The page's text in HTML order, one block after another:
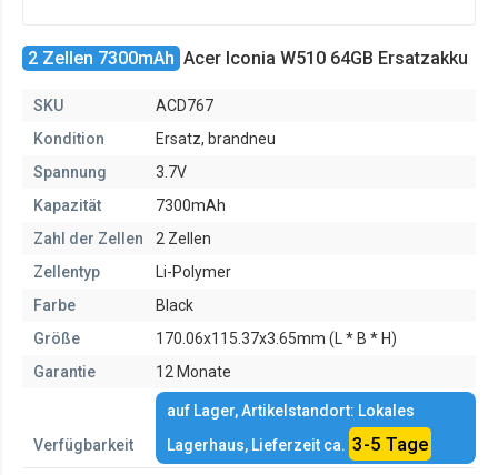
2 Zellen 7300mAh Acer Iconia W510 64GB Ersatzakku
SKU
ACD767
Kondition
Ersatz, brandneu
Spannung
3.7V
Kapazität
7300mAh
Zahl der Zellen
2 Zellen
Zellentyp
Li-Polymer
Farbe
Black
Größe
170.06x115.37x3.65mm (L * B * H)
Garantie
12 Monate
Verfügbarkeit
auf Lager, Artikelstandort: Lokales
Lagerhaus, Lieferzeit ca. 3-5 Tage